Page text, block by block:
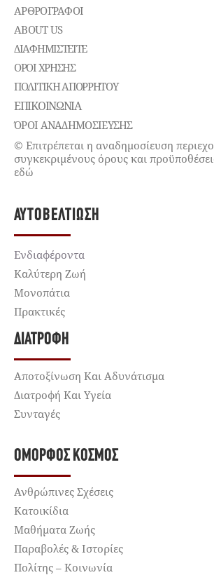
ΑΡΘΡΟΓΡΑΦΟΙ
ABOUT US
ΔΙΑΦΗΜΙΣΤΕΊΤΕ
ΌΡΟΙ ΧΡΉΣΗΣ
ΠΟΛΙΤΙΚΉ ΑΠΟΡΡΉΤΟΥ
ΕΠΙΚΟΙΝΩΝΊΑ
ΌΡΟΙ ΑΝΑΔΗΜΟΣΙΕΥΣΗΣ
© Επιτρέπεται η αναδημοσίευση
συγκεκριμένους όρους και
εδώ
ΑΥΤΟΒΕΛΤΊΩΣΗ
Ενδιαφέροντα
Καλύτερη Ζωή
Μονοπάτια
Πρακτικές
ΔΙΑΤΡΟΦΉ
Αποτοξίνωση Και Αδυνάτισμα
Διατροφή Και Υγεία
Συνταγές
ΌΜΟΡΦΟΣ ΚΌΣΜΟΣ
Ανθρώπινες Σχέσεις
Κατοικίδια
Μαθήματα Ζωής
Παραβολές & Ιστορίες
Πολίτης – Κοινωνία